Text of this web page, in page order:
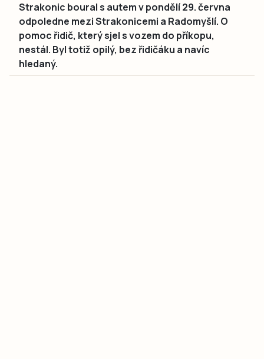
Strakonic boural s autem v pondělí 29. června
odpoledne mezi Strakonicemi a Radomyšlí. O
pomoc řidič, který sjel s vozem do příkopu,
nestál. Byl totiž opilý, bez řidičáku a navíc
hledaný.